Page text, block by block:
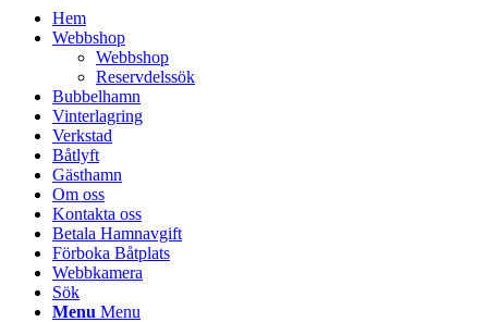
Hem
Webbshop
Webbshop
Reservdelssök
Bubbelhamn
Vinterlagring
Verkstad
Båtlyft
Gästhamn
Om oss
Kontakta oss
Betala Hamnavgift
Förboka Båtplats
Webbkamera
Sök
Menu Menu